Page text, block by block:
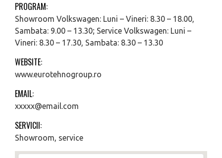
PROGRAM:
Showroom Volkswagen: Luni – Vineri: 8.30 – 18.00,
Sambata: 9.00 – 13.30; Service Volkswagen: Luni –
Vineri: 8.30 – 17.30, Sambata: 8.30 – 13.30
WEBSITE:
www.eurotehnogroup.ro
EMAIL:
xxxxx@email.com
SERVICII:
Showroom, service